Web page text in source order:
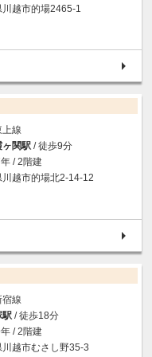
川越市的場2465-1
上線
ヶ関駅 / 徒歩9分
/ 2階建
川越市的場北2-14-12
宿線
駅 / 徒歩18分
/ 2階建
川越市むさし野35-3